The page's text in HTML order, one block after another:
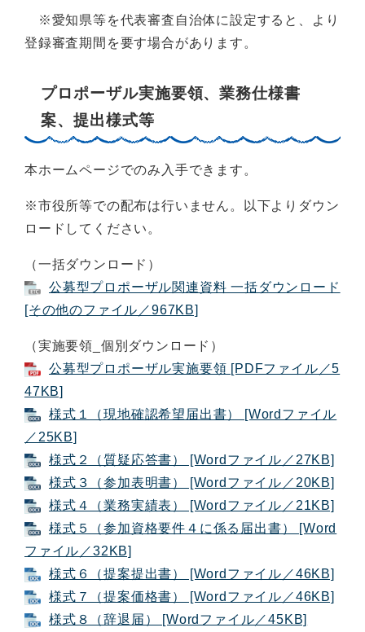
※愛知県等を代表審査自治体に設定すると、より
登録審査期間を要す場合があります。
プロポーザル実施要領、業務仕様書
案、提出様式等
本ホームページでのみ入手できます。
※市役所等での配布は行いません。以下よりダウン
ロードしてください。
（一括ダウンロード）
公募型プロポーザル関連資料 一括ダウンロード
[その他のファイル／967KB]
（実施要領_個別ダウンロード）
公募型プロポーザル実施要領 [PDFファイル／5
47KB]
様式１（現地確認希望届出書） [Wordファイル
／25KB]
様式２（質疑応答書） [Wordファイル／27KB]
様式３（参加表明書） [Wordファイル／20KB]
様式４（業務実績表） [Wordファイル／21KB]
様式５（参加資格要件４に係る届出書） [Word
ファイル／32KB]
様式６（提案提出書） [Wordファイル／46KB]
様式７（提案価格書） [Wordファイル／46KB]
様式８（辞退届） [Wordファイル／45KB]